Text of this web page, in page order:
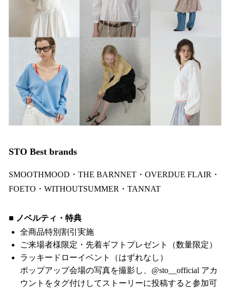
STO Best brands
SMOOTHMOOD・THE BARNNET・OVERDUE FLAIR・
FOETO・WITHOUTSUMMER・TANNAT
■ ノベルティ・特典
全商品特別割引実施
ご来場者様限定・先着ギフトプレゼント（数量限定）
ラッキードローイベント（はずれなし）
ポップアップ会場の写真を撮影し、@sto__official アカ
ウントをタグ付けしてストーリーに投稿すると参加可